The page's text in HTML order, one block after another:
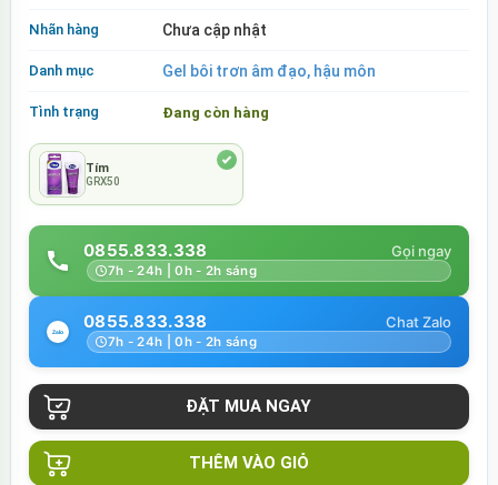
Nhãn hàng Chưa cập nhật
Danh mục Gel bôi trơn âm đạo, hậu môn
Tình trạng Đang còn hàng
Tím
GRX50
0855.833.338
7h - 24h | 0h - 2h sáng
0855.833.338
7h - 24h | 0h - 2h sáng
THÊM VÀO GIỎ